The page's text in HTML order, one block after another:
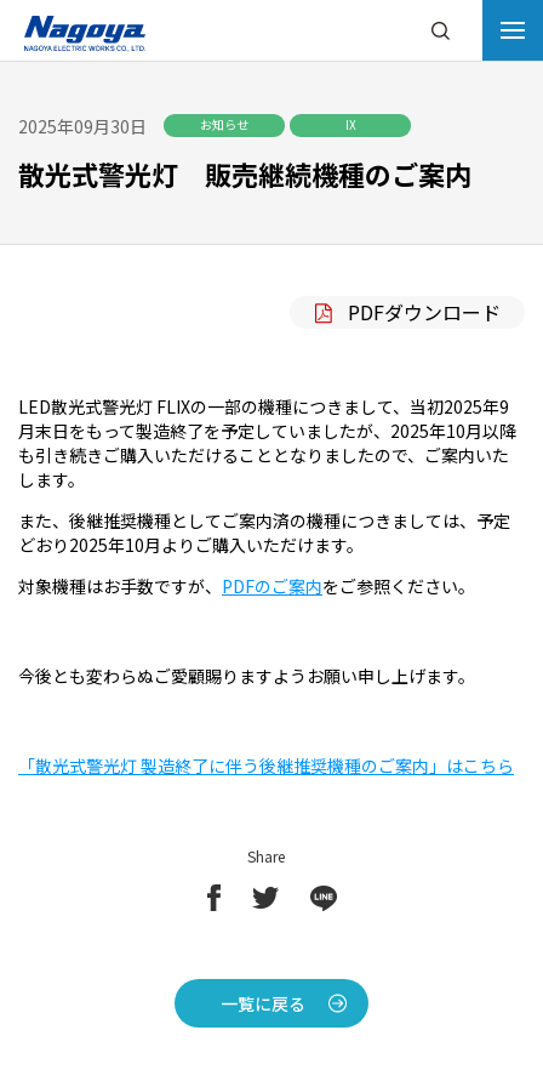
2025年09月30日 お知らせ IX
散光式警光灯 販売継続機種のご案内
PDFダウンロード
LED散光式警光灯 FLIXの一部の機種につきまして、当初2025年9
月末日をもって製造終了を予定していましたが、2025年10月以降
も引き続きご購入いただけることとなりましたので、ご案内いた
します。
また、後継推奨機種としてご案内済の機種につきましては、予定
どおり2025年10月よりご購入いただけます。
対象機種はお手数ですが、 PDFのご案内をご参照ください。
今後とも変わらぬご愛顧賜りますようお願い申し上げます。
「散光式警光灯 製造終了に伴う後継推奨機種のご案内」はこちら
Share
一覧に戻る